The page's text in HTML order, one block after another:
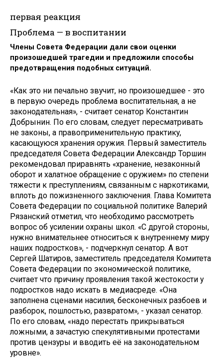
первая реакция
Проблема — в воспитании
Члены Совета Федерации дали свои оценки
произошедшей трагедии и предложили способы
предотвращения подобных ситуаций.
«Как это ни печально звучит, но произошедшее - это
в первую очередь проблема воспитательная, а не
законодательная», - считает сенатор Константин
Добрынин. По его словам, следует пересматривать
не законы, а правоприменительную практику,
касающуюся хранения оружия. Первый заместитель
председателя Совета Федерации Александр Торшин
рекомендовал приравнять «хранение, незаконный
оборот и халатное обращение с оружием» по степени
тяжести к преступлениям, связанным с наркотиками,
вплоть до пожизненного заключения. Глава Комитета
Совета Федерации по социальной политике Валерий
Рязанский отметил, что необходимо рассмотреть
вопрос об усилении охраны школ. «С другой стороны,
нужно внимательнее относиться к внутреннему миру
наших подростков», - подчеркнул сенатор. А вот
Сергей Шатиров, заместитель председателя Комитета
Совета Федерации по экономической политике,
считает что причину проявления такой жестокости у
подростков надо искать в медиасреде. «Она
заполнена сценами насилия, бесконечных разбоев и
разборок, пошлостью, развратом», - указал сенатор.
По его словам, «надо перестать прикрываться
ложными, а зачастую спекулятивными протестами
против цензуры и вводить её на законодательном
уровне».